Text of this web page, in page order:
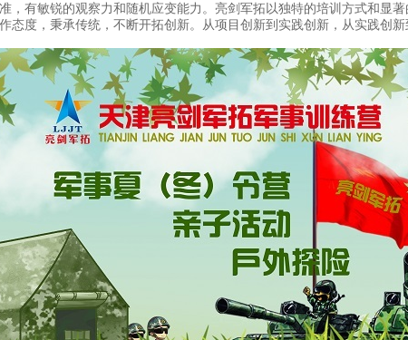
，有敏锐的观察力和随机应变能力。亮剑军拓以独特的培训方式和显
态度，秉承传统，不断开拓创新。从项目创新到实践创新，从实践创